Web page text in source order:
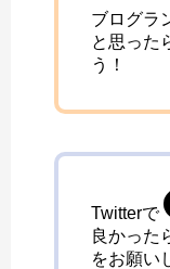
ブログラ
と思った
う！
Twitterで
良かった
をお願い